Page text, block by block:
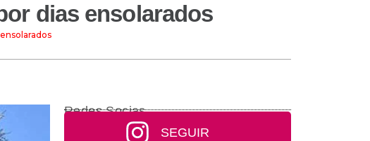
dias ensolarados
Redes Socias
SEGUIR